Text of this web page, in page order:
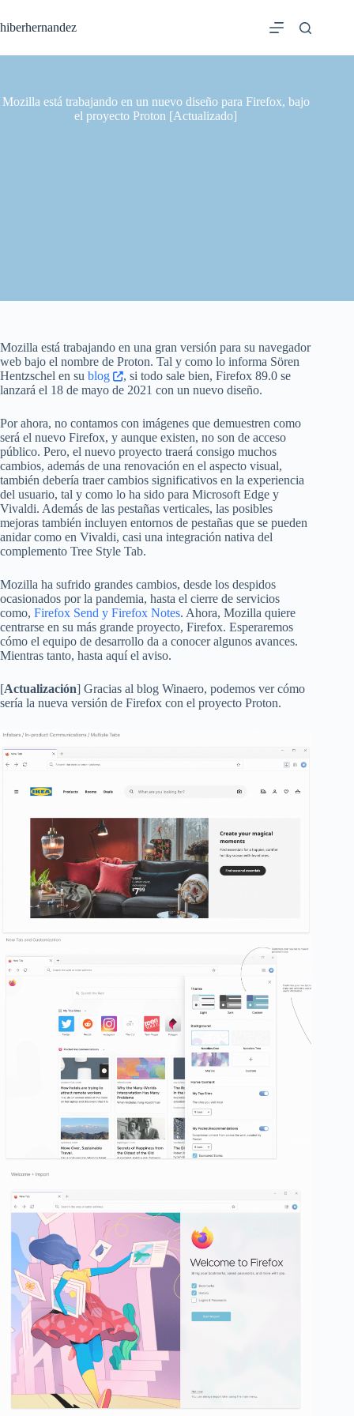
al
contenido
hiberhernandez
Mozilla está trabajando en un nuevo diseño para Firefox, bajo
el proyecto Proton [Actualizado]
Mozilla está trabajando en una gran versión para su navegador
web bajo el nombre de Proton. Tal y como lo informa Sören
Hentzschel en su blog
, si todo sale bien, Firefox 89.0 se
lanzará el 18 de mayo de 2021 con un nuevo diseño.
Por ahora, no contamos con imágenes que demuestren como
será el nuevo Firefox, y aunque existen, no son de acceso
público. Pero, el nuevo proyecto traerá consigo muchos
cambios, además de una renovación en el aspecto visual,
también debería traer cambios significativos en la experiencia
del usuario, tal y como lo ha sido para Microsoft Edge y
Vivaldi. Además de las pestañas verticales, las posibles
mejoras también incluyen entornos de pestañas que se pueden
anidar como en Vivaldi, casi una integración nativa del
complemento Tree Style Tab.
Mozilla ha sufrido grandes cambios, desde los despidos
ocasionados por la pandemia, hasta el cierre de servicios
como, Firefox Send y Firefox Notes. Ahora, Mozilla quiere
centrarse en su más grande proyecto, Firefox. Esperaremos
cómo el equipo de desarrollo da a conocer algunos avances.
Mientras tanto, hasta aquí el aviso.
[Actualización] Gracias al blog Winaero, podemos ver cómo
sería la nueva versión de Firefox con el proyecto Proton.